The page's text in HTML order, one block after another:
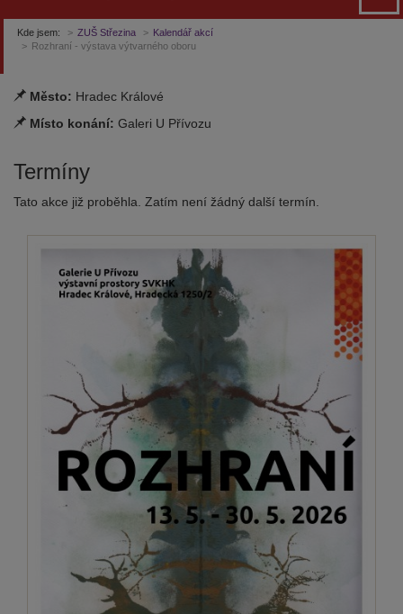
Kde jsem: ZUŠ Střezina
Kalendář akcí
Rozhraní - výstava výtvarného oboru
Město: Hradec Králové
Místo konání: Galeri U Přívozu
Termíny
Tato akce již proběhla. Zatím není žádný další termín.